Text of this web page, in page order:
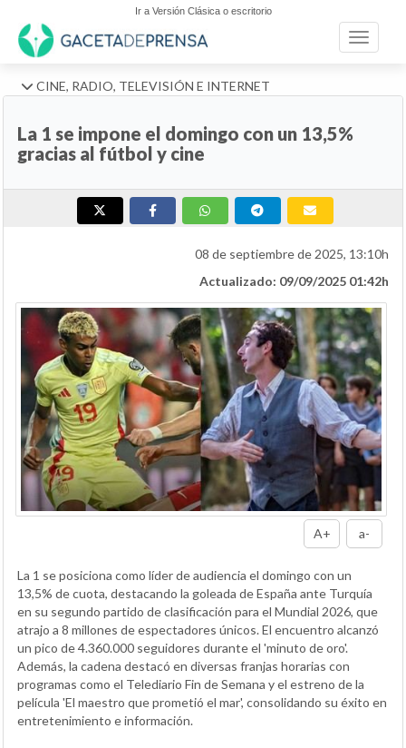
Ir a Versión Clásica o escritorio
Toggle
CINE, RADIO, TELEVISIÓN E INTERNET
La 1 se impone el domingo con un 13,5%
gracias al fútbol y cine
08 de septiembre de 2025, 13:10h
Actualizado: 09/09/2025 01:42h
A+ a-
La 1 se posiciona como líder de audiencia el domingo con un
13,5% de cuota, destacando la goleada de España ante Turquía
en su segundo partido de clasificación para el Mundial 2026, que
atrajo a 8 millones de espectadores únicos. El encuentro alcanzó
un pico de 4.360.000 seguidores durante el 'minuto de oro'.
Además, la cadena destacó en diversas franjas horarias con
programas como el Telediario Fin de Semana y el estreno de la
película 'El maestro que prometió el mar', consolidando su éxito en
entretenimiento e información.